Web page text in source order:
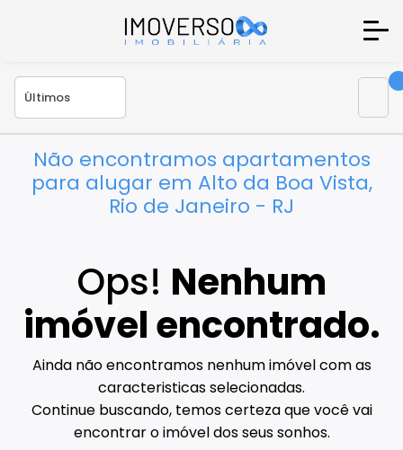
Não encontramos apartamentos
para alugar em Alto da Boa Vista,
Rio de Janeiro - RJ
Ops! Nenhum
imóvel encontrado.
Ainda não encontramos nenhum imóvel com as
caracteristicas selecionadas.
Continue buscando, temos certeza que você vai
encontrar o imóvel dos seus sonhos.